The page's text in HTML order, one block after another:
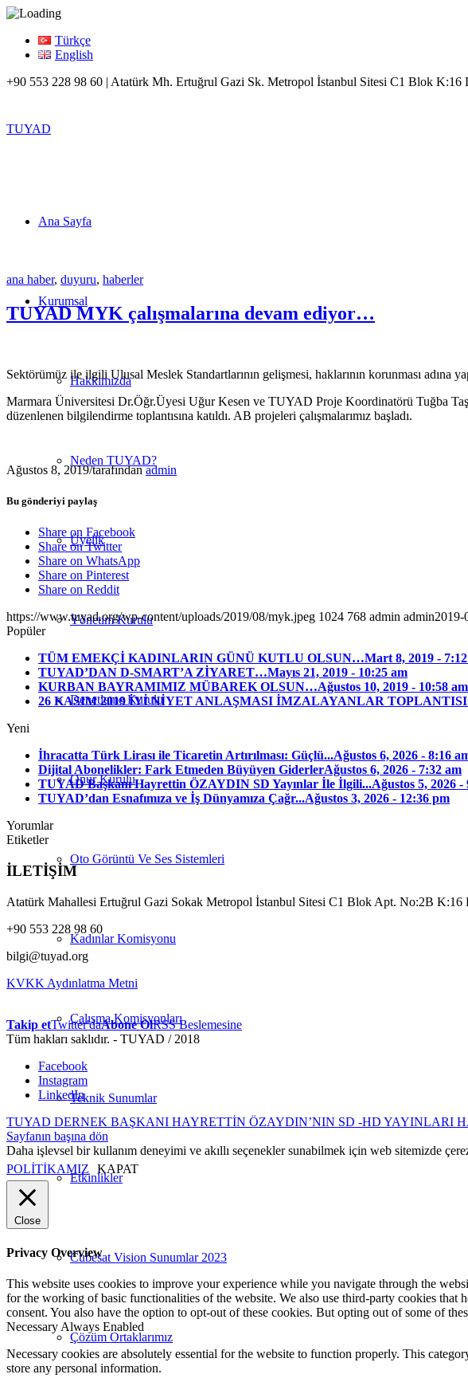
Türkçe
English
+90 553 228 98 60 | Atatürk Mh. Ertuğrul Gazi Sk. Metropol İstanbul Sitesi C1 Blok K:16
TUYAD
Ana Sayfa
Kurumsal
Hakkımızda
Neden TUYAD?
Üyelik
Yönetim Kurulu
Denetleme Kurulu
Onur Kurulu
Oto Görüntü Ve Ses Sistemleri
Kadınlar Komisyonu
Çalışma Komisyonları
Teknik Sunumlar
Etkinlikler
Cubesat Vision Sunumlar 2023
Çözüm Ortaklarımız
ana haber, duyuru, haberler
TUYAD MYK çalışmalarına devam ediyor…
Sektörümüz ile ilgili Ulusal Meslek Standartlarının gelişmesi, haklarının korunması adına
Marmara Üniversitesi Dr.Öğr.Üyesi Uğur Kesen ve TUYAD Proje Koordinatörü Tuğba
düzenlenen bilgilendirme toplantısına katıldı. AB projeleri çalışmalarımız başladı.
Ağustos 8, 2019/tarafındanadmin
Bu gönderiyi paylaş
Share on Facebook
Share on Twitter
Share on WhatsApp
Share on Pinterest
Share on Reddit
https://www.tuyad.org/wp-content/uploads/2019/08/myk.jpeg 1024 768 admin admin2019-
Popüler
TÜM EMEKÇİ KADINLARIN GÜNÜ KUTLU OLSUN…Mart 8, 2019 -
TUYAD’DAN D-SMART’A ZİYARET…Mayıs 21, 2019 - 10:25 am
KURBAN BAYRAMIMIZ MÜBAREK OLSUN…Ağustos 10, 2019 - 10:58 am
26 KASIM 2019 İYİ NİYET ANLAŞMASI İMZALAYANLAR
Yeni
İhracatta Türk Lirası ile Ticaretin Artırılması: Güçlü...Ağustos 6, 2026 - 8:16
Dijital Abonelikler: Fark Etmeden Büyüyen GiderlerAğustos 6, 2026 - 7:32 am
TUYAD Başkanı Hayrettin ÖZAYDIN SD Yayınlar İle İlgili...Ağustos 5, 2026 -
TUYAD’dan Esnafımıza ve İş Dünyamıza Çağr...Ağustos 3, 2026 - 12:36 pm
Yorumlar
Etiketler
İLETİŞİM
Atatürk Mahallesi Ertuğrul Gazi Sokak Metropol İstanbul Sitesi C1 Blok Apt. No:2B K:16
+90 553 228 98 60
bilgi@tuyad.org
KVKK Aydınlatma Metni
Takip etTwitter'daAbone OlRSS Beslemesine
Tüm hakları saklıdır. - TUYAD / 2018
Facebook
Instagram
LinkedIn
TUYAD DERNEK BAŞKANI HAYRETTİN ÖZAYDIN’NIN SD -HD YAYINLARI
Sayfanın başına dön
Daha işlevsel bir kullanım deneyimi ve akıllı seçenekler sunabilmek için web sitemizde
POLİTİKAMIZ
KAPAT
Close
Privacy Overview
This website uses cookies to improve your experience while you navigate through the
for the working of basic functionalities of the website. We also use third-party cookies
consent. You also have the option to opt-out of these cookies. But opting out of some of
Necessary Always Enabled
Necessary cookies are absolutely essential for the website to function properly. This
store any personal information.